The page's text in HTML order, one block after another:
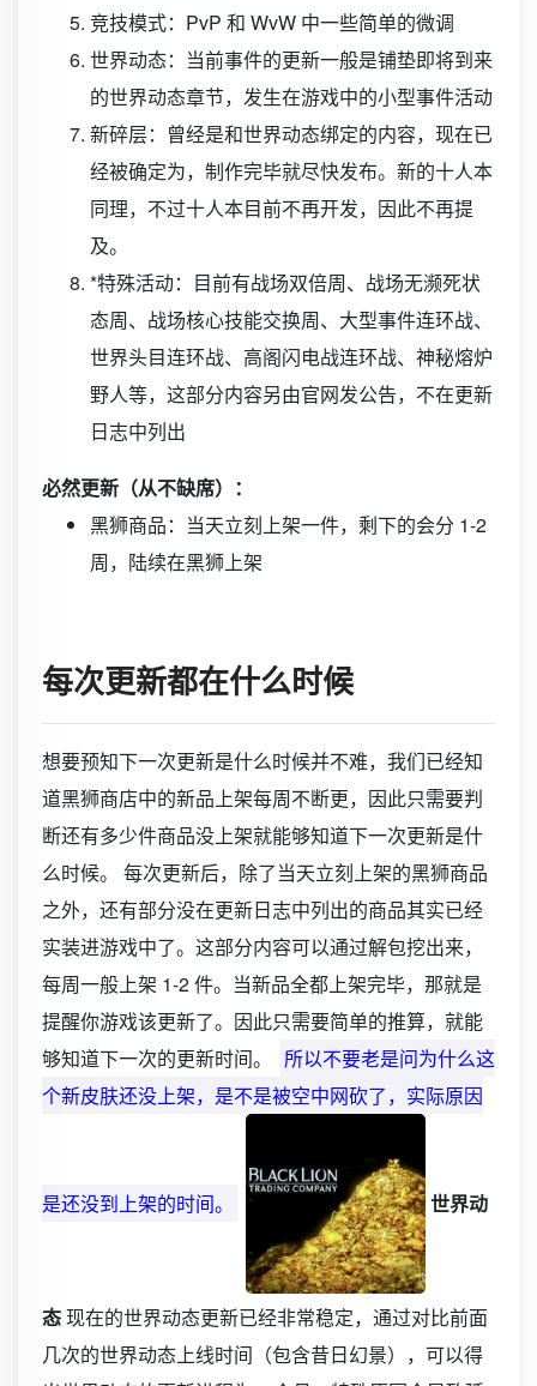
竞技模式：PvP 和 WvW 中一些简单的微调
世界动态：当前事件的更新一般是铺垫即将到来
的世界动态章节，发生在游戏中的小型事件活动
新碎层：曾经是和世界动态绑定的内容，现在已
经被确定为，制作完毕就尽快发布。新的十人本
同理，不过十人本目前不再开发，因此不再提
及。
*特殊活动：目前有战场双倍周、战场无濒死状
态周、战场核心技能交换周、大型事件连环战、
世界头目连环战、高阁闪电战连环战、神秘熔炉
野人等，这部分内容另由官网发公告，不在更新
日志中列出
必然更新（从不缺席）：
黑狮商品：当天立刻上架一件，剩下的会分 1-2
周，陆续在黑狮上架
每次更新都在什么时候
想要预知下一次更新是什么时候并不难，我们已经知
道黑狮商店中的新品上架每周不断更，因此只需要判
断还有多少件商品没上架就能够知道下一次更新是什
么时候。 每次更新后，除了当天立刻上架的黑狮商品
之外，还有部分没在更新日志中列出的商品其实已经
实装进游戏中了。这部分内容可以通过解包挖出来，
每周一般上架 1-2 件。当新品全都上架完毕，那就是
提醒你游戏该更新了。因此只需要简单的推算，就能
够知道下一次的更新时间。
所以不要老是问为什么这
个新皮肤还没上架，是不是被空中网砍了，实际原因
是还没到上架的时间。 世界动
态现在的世界动态更新已经非常稳定，通过对比前面
几次的世界动态上线时间（包含昔日幻景），可以得